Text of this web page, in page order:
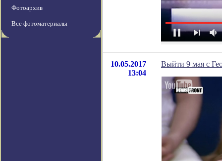
Фотоархив
Все фотоматериалы
10.05.2017
13:04
Выйти 9 мая с